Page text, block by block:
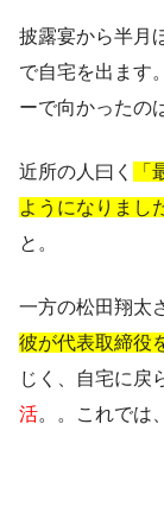
披露宴から半月
で自宅を出ます
ーで向かったの
近所の人曰く
ようになりまし
と。
一方の松田翔太
彼が代表取締役
じく、自宅に戻
活。。これでは